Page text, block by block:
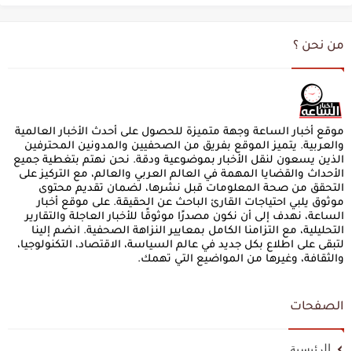
من نحن ؟
موقع أخبار الساعة وجهة متميزة للحصول على أحدث الأخبار العالمية
والعربية. يتميز الموقع بفريق من الصحفيين والمدونين المحترفين
الذين يسعون لنقل الأخبار بموضوعية ودقة. نحن نهتم بتغطية جميع
الأحداث والقضايا المهمة في العالم العربي والعالم، مع التركيز على
التحقق من صحة المعلومات قبل نشرها، لضمان تقديم محتوى
موثوق يلبي احتياجات القارئ الباحث عن الحقيقة. على موقع أخبار
الساعة، نهدف إلى أن نكون مصدرًا موثوقًا للأخبار العاجلة والتقارير
التحليلية، مع التزامنا الكامل بمعايير النزاهة الصحفية. انضم إلينا
لتبقى على اطلاع بكل جديد في عالم السياسة، الاقتصاد، التكنولوجيا،
والثقافة، وغيرها من المواضيع التي تهمك.
الصفحات
الرئيسية